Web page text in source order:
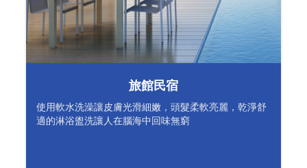
旅館民宿
使用軟水洗澡讓皮膚光滑細嫩，頭髮柔軟亮麗，乾淨舒
適的淋浴盥洗讓人在腦海中回味無窮